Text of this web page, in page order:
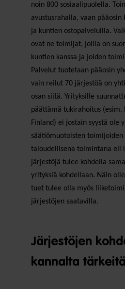
noin 800 sosiaalipuolella.
avustusrahalla, vaan
ja kuntien ostopalveluilla.
ovat ne toimijat, joilla on
kuntien kanssa ja joiden
Palvelut tuotetaan pääosin
vain reilut 70 järjestöä on
osan siitä. Yrityksille
päättämä tukirahoitus (esim.
Finland) ei jostain syystä ole
säätiömuotoisten toimijoiden
taloudellisena toimintana eli
järjestöjä tulee kohdella
yrityksiä kohdellaan. Näin
tuet tulee olla myös
järjestöjen saatavilla.
Järjestöjen
kannalta